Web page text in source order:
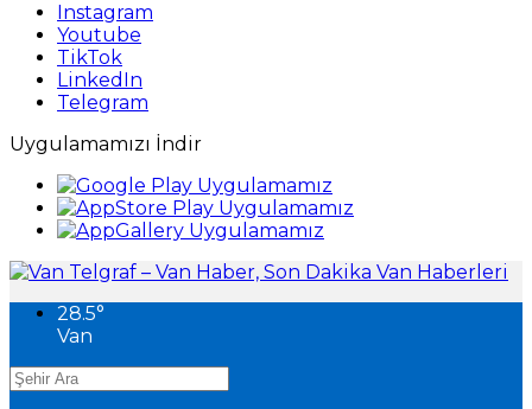
Instagram
Youtube
TikTok
LinkedIn
Telegram
Uygulamamızı İndir
28.5°
Van